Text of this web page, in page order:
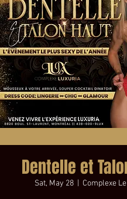
Dentelle et
Sat, May 28
  |
Complexe